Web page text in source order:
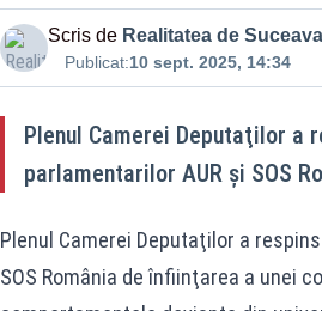
Scris de Realitatea de Suceava
Publicat:10 sept. 2025, 14:34
Plenul Camerei Deputaţilor a
parlamentarilor AUR şi SOS
Plenul Camerei Deputaţilor a
SOS România de înfiinţarea a unei